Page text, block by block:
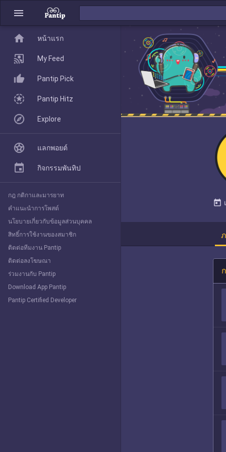
menu
today
home
Pantip Pick
Explore
home หน้าแรก
My Feed
Pantip Pick
Pantip Hitz
Explore
แลกพอยต์
กิจกรรมพันทิป
กฎ กติกาและมารยาท
คำแนะนำการโพสต์
นโยบายเกี่ยวกับข้อมูลส่วนบุคคล
สิทธิ์การใช้งานของสมาชิก
ติดต่อทีมงาน Pantip
ติดต่อลงโฆษณา
ร่วมงานกับ Pantip
Download App Pantip
Pantip Certified Developer